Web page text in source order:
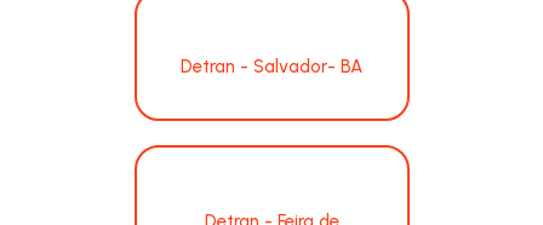
Detran - Salvador- BA